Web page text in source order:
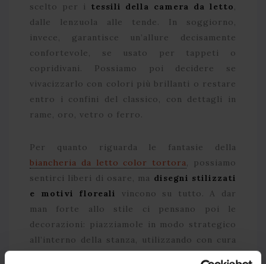
scelto per i tessili della camera da letto,
dalle lenzuola alle tende. In soggiorno,
invece, garantisce un’allure decisamente
confortevole, se usato per tappeti o
copridivani. Possiamo poi decidere se
vivacizzarlo con colori più brillanti o restare
entro i confini del classico, con dettagli in
rame, oro, vetro o ferro.
Per quanto riguarda le fantasie della
biancheria da letto color tortora, possiamo
sentirci liberi di osare, ma disegni stilizzati
e motivi floreali
vincono su tutto. A dar
man forte allo stile ci pensano poi le
decorazioni: piazziamole in modo strategico
all’interno della stanza, utilizzando con cura